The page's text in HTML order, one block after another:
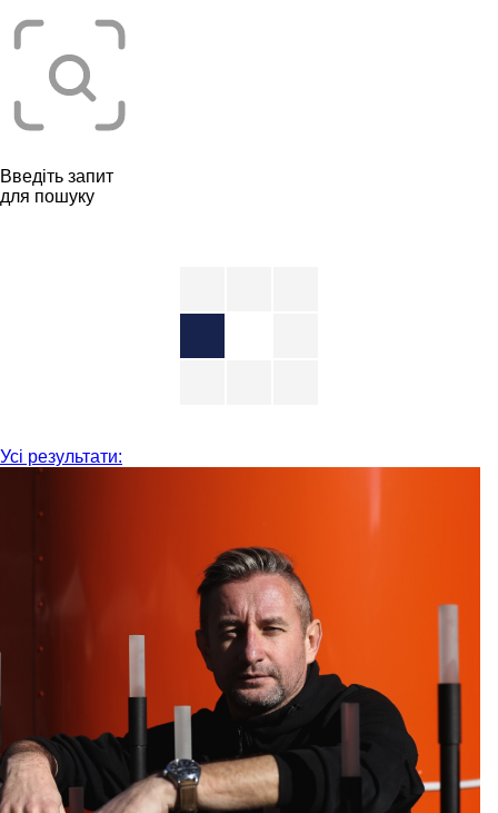
Введіть запит
для пошуку
Усі результати: